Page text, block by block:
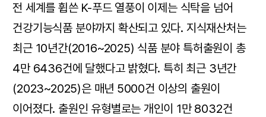
전 세계를 휩쓴 K-푸드 열풍이 이제는 식탁을 넘어
건강기능식품 분야까지 확산되고 있다. 지식재산처는
최근 10년간(2016~2025) 식품 분야 특허출원이 총
4만 6436건에 달했다고 밝혔다. 특히 최근 3년간
(2023~2025)은 매년 5000건 이상의 출원이
이어졌다. 출원인 유형별로는 개인이 1만 8032건